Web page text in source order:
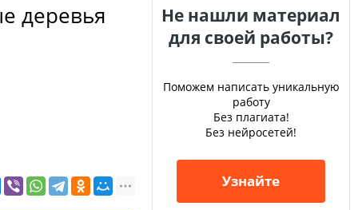
деревья
Не нашли материал
для своей работы?
Поможем написать уникальную
работу
Без плагиата!
Без нейросетей!
Узнайте